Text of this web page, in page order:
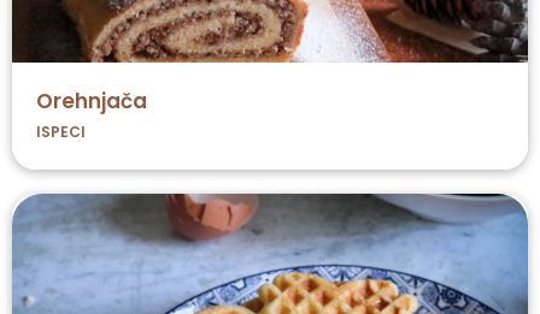
Orehnjača
ISPECI